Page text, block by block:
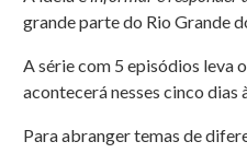
grande parte do Rio Grande
A série com 5 episódios leva
acontecerá nesses cinco dias
Para abranger temas de